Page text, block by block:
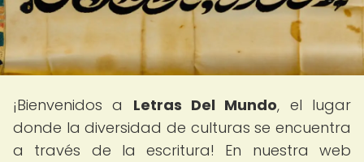
¡Bienvenidos a Letras Del Mundo, el lugar
donde la diversidad de culturas se encuentra
a través de la escritura! En nuestra web